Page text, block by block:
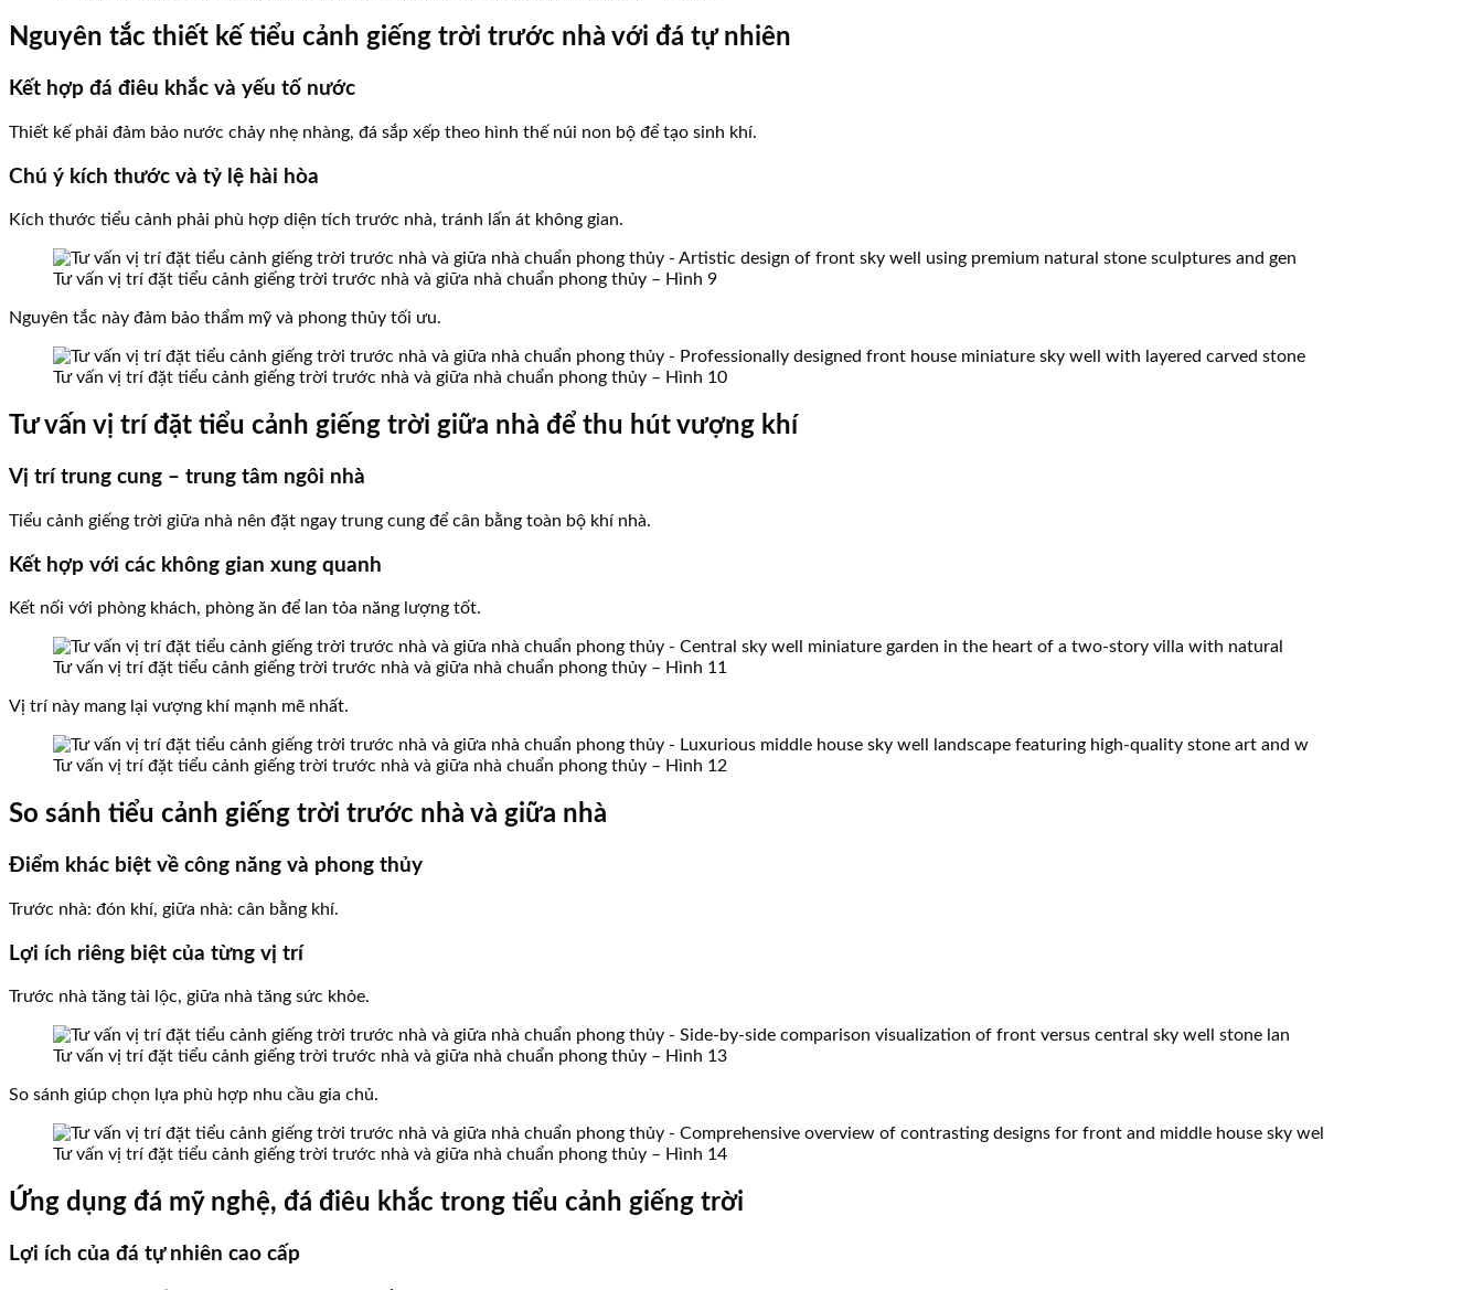
Nguyên tắc thiết kế tiểu cảnh giếng trời trước nhà với đá tự nhiên
Kết hợp đá điêu khắc và yếu tố nước
Thiết kế phải đảm bảo nước chảy nhẹ nhàng, đá sắp xếp theo hình thế núi non bộ để tạo sinh khí.
Chú ý kích thước và tỷ lệ hài hòa
Kích thước tiểu cảnh phải phù hợp diện tích trước nhà, tránh lấn át không gian.
Tư vấn vị trí đặt tiểu cảnh giếng trời trước nhà và giữa nhà chuẩn phong thủy – Hình 9
Nguyên tắc này đảm bảo thẩm mỹ và phong thủy tối ưu.
Tư vấn vị trí đặt tiểu cảnh giếng trời trước nhà và giữa nhà chuẩn phong thủy – Hình 10
Tư vấn vị trí đặt tiểu cảnh giếng trời giữa nhà để thu hút vượng khí
Vị trí trung cung – trung tâm ngôi nhà
Tiểu cảnh giếng trời giữa nhà nên đặt ngay trung cung để cân bằng toàn bộ khí nhà.
Kết hợp với các không gian xung quanh
Kết nối với phòng khách, phòng ăn để lan tỏa năng lượng tốt.
Tư vấn vị trí đặt tiểu cảnh giếng trời trước nhà và giữa nhà chuẩn phong thủy – Hình 11
Vị trí này mang lại vượng khí mạnh mẽ nhất.
Tư vấn vị trí đặt tiểu cảnh giếng trời trước nhà và giữa nhà chuẩn phong thủy – Hình 12
So sánh tiểu cảnh giếng trời trước nhà và giữa nhà
Điểm khác biệt về công năng và phong thủy
Trước nhà: đón khí, giữa nhà: cân bằng khí.
Lợi ích riêng biệt của từng vị trí
Trước nhà tăng tài lộc, giữa nhà tăng sức khỏe.
Tư vấn vị trí đặt tiểu cảnh giếng trời trước nhà và giữa nhà chuẩn phong thủy – Hình 13
So sánh giúp chọn lựa phù hợp nhu cầu gia chủ.
Tư vấn vị trí đặt tiểu cảnh giếng trời trước nhà và giữa nhà chuẩn phong thủy – Hình 14
Ứng dụng đá mỹ nghệ, đá điêu khắc trong tiểu cảnh giếng trời
Lợi ích của đá tự nhiên cao cấp